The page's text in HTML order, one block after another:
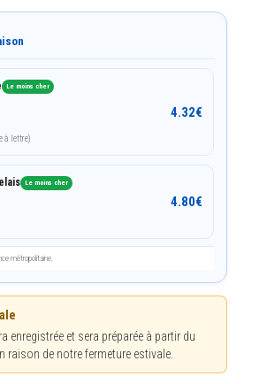
Le moins cher
à lettre)
4.32€
Le moins cher
4.80€
métropolitaine.
enregistrée et sera préparée à partir du
raison de notre fermeture estivale.